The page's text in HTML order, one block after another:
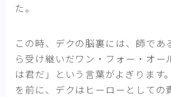
た。
この時、デクの脳裏には、師であ
ら受け継いだワン・フォー・オー
は君だ」という言葉がよぎります
を前に、デクはヒーローとしての